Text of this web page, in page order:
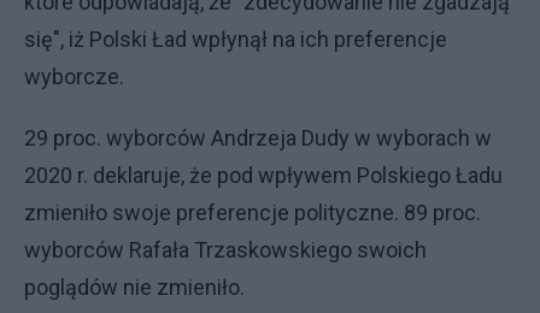
się", iż Polski Ład wpłynął na ich preferencje
wyborcze.
29 proc. wyborców Andrzeja Dudy w wyborach w
2020 r. deklaruje, że pod wpływem Polskiego Ładu
zmieniło swoje preferencje polityczne. 89 proc.
wyborców Rafała Trzaskowskiego swoich
poglądów nie zmieniło.